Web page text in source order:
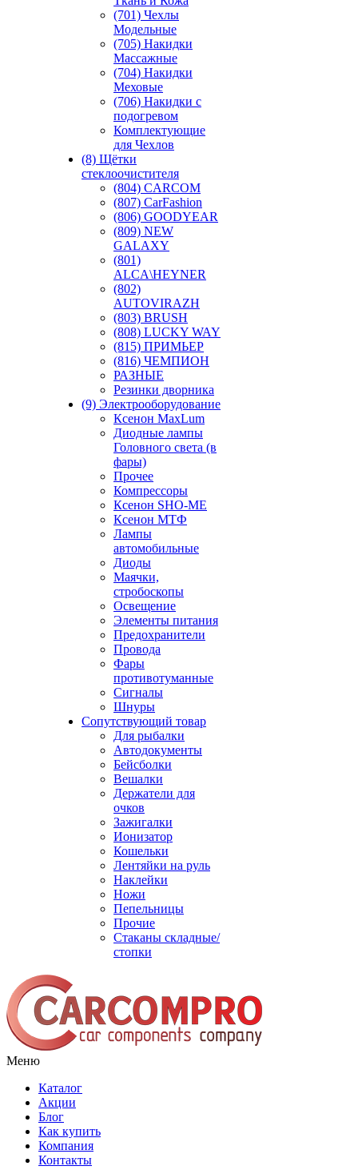
(701) Чехлы
Модельные
(705) Накидки
Массажные
(704) Накидки
Меховые
(706) Накидки с
подогревом
Комплектующие
для Чехлов
(8) Щётки
стеклоочистителя
(804) CARCOM
(807) CarFashion
(806) GOODYEAR
(809) NEW
GALAXY
(801)
ALCA\HEYNER
(802)
AUTOVIRAZH
(803) BRUSH
(808) LUCKY WAY
(815) ПРИМЬЕР
(816) ЧЕМПИОН
РАЗНЫЕ
Резинки дворника
(9) Электрооборудование
Ксенон MaxLum
Диодные лампы
Головного света (в
фары)
Прочее
Компрессоры
Ксенон SHO-ME
Ксенон МТФ
Лампы
автомобильные
Диоды
Маячки,
стробоскопы
Освещение
Элементы питания
Предохранители
Провода
Фары
противотуманные
Сигналы
Шнуры
Сопутствующий товар
Для рыбалки
Автодокументы
Бейсболки
Вешалки
Держатели для
очков
Зажигалки
Ионизатор
Кошельки
Лентяйки на руль
Наклейки
Ножи
Пепельницы
Прочие
Стаканы складные/
стопки
Меню
Каталог
Акции
Блог
Как купить
Компания
Контакты